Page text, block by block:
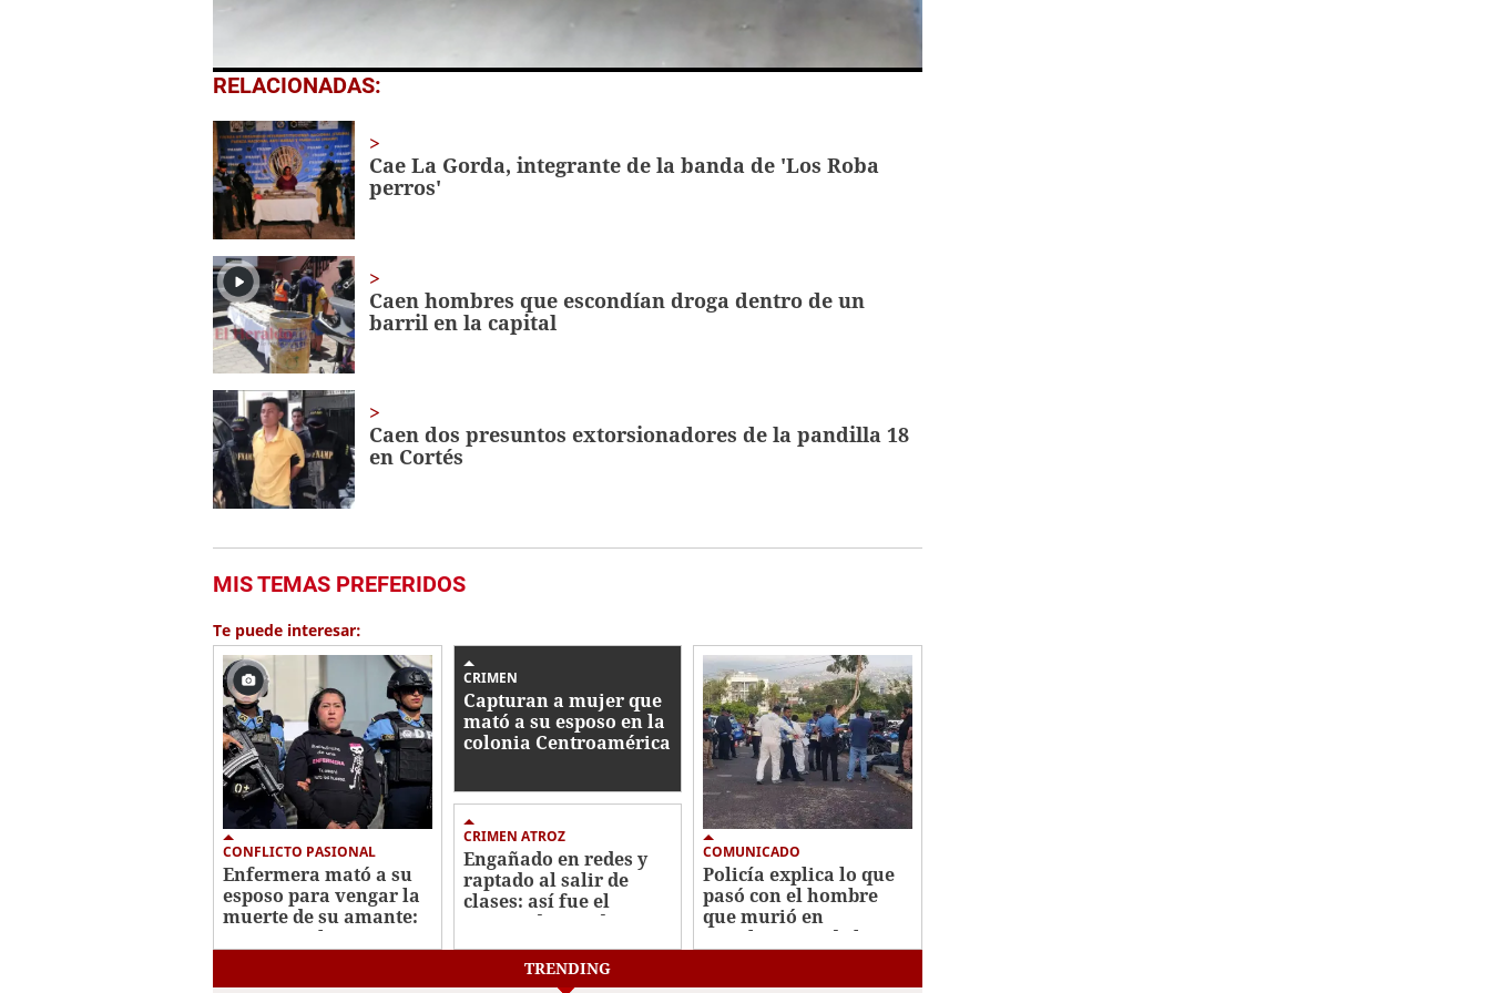
0
of
secondsVolume
0%
RELACIONADAS:
Cae La Gorda, integrante de la banda de 'Los Roba
perros'
Caen hombres que escondían droga dentro de un
barril en la capital
Caen dos presuntos extorsionadores de la pandilla 18
en Cortés
MIS TEMAS PREFERIDOS
Te puede interesar:
CONFLICTO PASIONAL
Enfermera mató a su
esposo para vengar la
muerte de su amante:
crimen en la
CRIMEN
Capturan a mujer que
mató a su esposo en la
colonia Centroamérica
CRIMEN ATROZ
Engañado en redes y
raptado al salir de
clases: así fue el
crimen de estudiante
en La Joya
COMUNICADO
Policía explica lo que
pasó con el hombre
que murió en
instalaciones de la
TRENDING